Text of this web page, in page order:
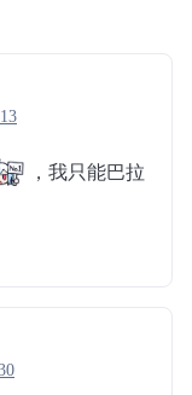
，我只能巴拉